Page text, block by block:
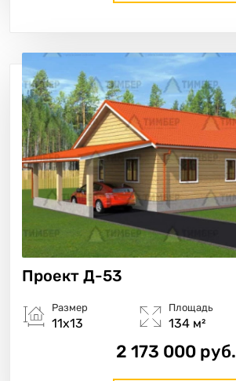
Проект Д-53
Размер
11х13
Площадь
134 м²
2 173 000 руб.